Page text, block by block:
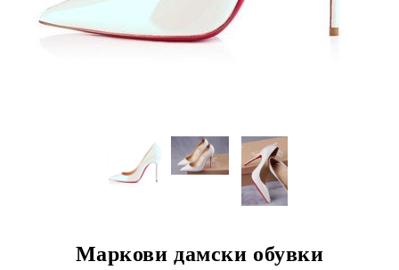
Маркови дамски обувки